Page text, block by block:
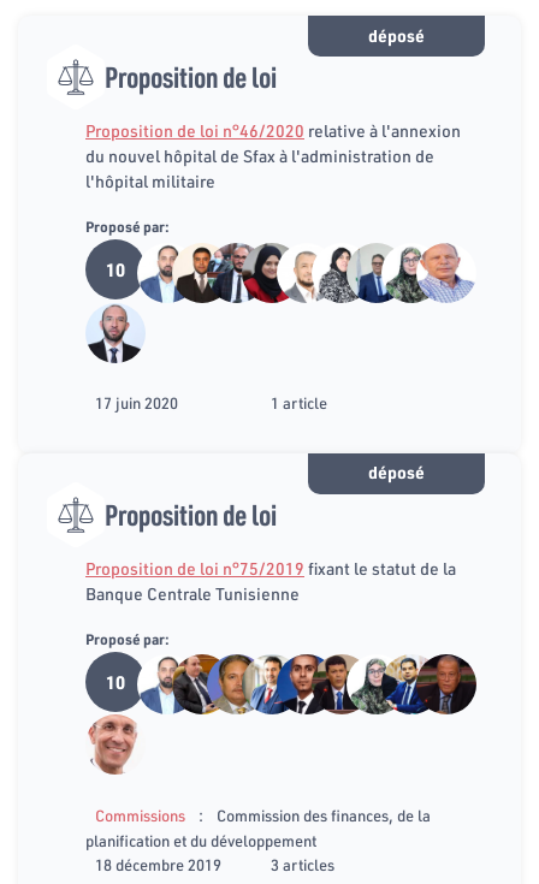
déposé
Proposition de loi
Proposition de loi n°46/2020 relative à l'annexion
du nouvel hôpital de Sfax à l'administration de
l'hôpital militaire
Proposé par:
10
17 juin 2020 1 article
déposé
Proposition de loi
Proposition de loi n°75/2019 fixant le statut de la
Banque Centrale Tunisienne
Proposé par:
10
Commissions :
Commission des finances, de la
planification et du développement
18 décembre 2019
3 articles